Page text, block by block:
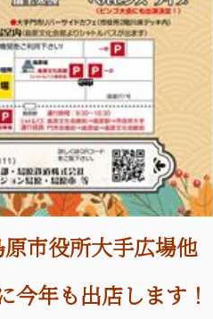
市役所大手広場他
今年も出店します！